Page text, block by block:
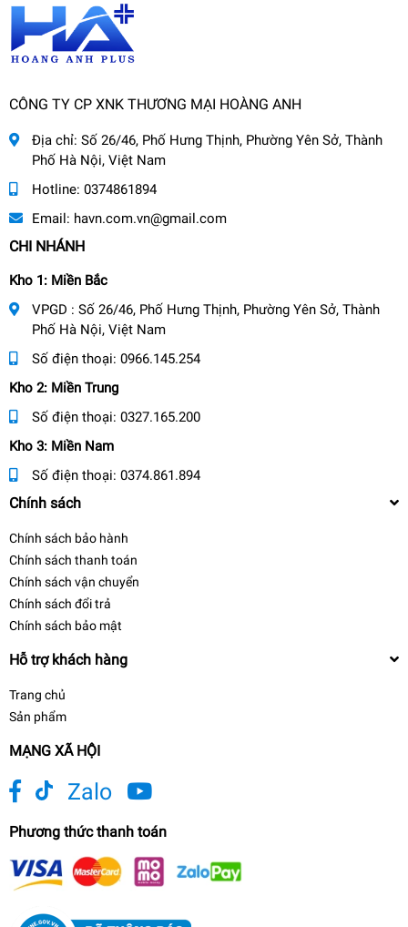
CÔNG TY CP XNK THƯƠNG MẠI HOÀNG ANH
Địa chỉ: Số 26/46, Phố Hưng Thịnh, Phường Yên Sở, Thành
Phố Hà Nội, Việt Nam
Hotline: 0374861894
Email: havn.com.vn@gmail.com
CHI NHÁNH
Kho 1: Miền Bắc
VPGD : Số 26/46, Phố Hưng Thịnh, Phường Yên Sở, Thành
Phố Hà Nội, Việt Nam
Số điện thoại: 0966.145.254
Kho 2: Miền Trung
Số điện thoại: 0327.165.200
Kho 3: Miền Nam
Số điện thoại: 0374.861.894
Chính sách
Chính sách bảo hành
Chính sách thanh toán
Chính sách vận chuyển
Chính sách đổi trả
Chính sách bảo mật
Hỗ trợ khách hàng
Trang chủ
Sản phẩm
MẠNG XÃ HỘI
Zalo
Phương thức thanh toán